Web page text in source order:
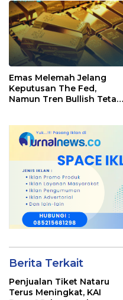
penjualan sekaligus
membuka perekrutan
agen penjualan lokal.
Emas Melemah Jelang
Keputusan The Fed,
Namun Tren Bullish Tetap
Berita Terkait
Penjualan Tiket Nataru
Terus Meningkat, KAI